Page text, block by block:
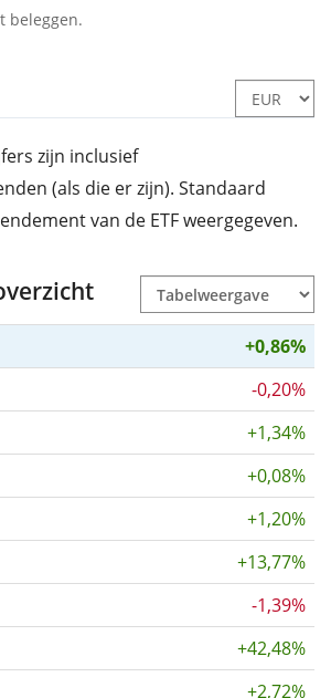
beleggen.
zijn inclusief
(als die er zijn). Standaard
van de ETF weergegeven.
+0,86%
-0,20%
+1,34%
+0,08%
+1,20%
+13,77%
-1,39%
+42,48%
+2,72%